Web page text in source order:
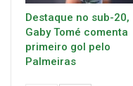
Destaque no sub-20,
Gaby Tomé comenta
primeiro gol pelo
Palmeiras